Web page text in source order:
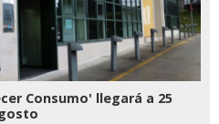
Consumo' llegará a 25